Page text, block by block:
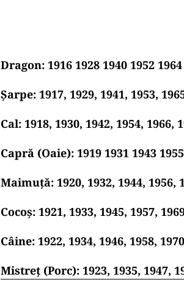
Dragon: 1916 1928 1940 1952
Șarpe: 1917, 1929, 1941, 1953,
Cal: 1918, 1930, 1942, 1954, 1966,
Capră (Oaie): 1919 1931 1943
Maimuță: 1920, 1932, 1944, 1956,
Cocoș: 1921, 1933, 1945, 1957,
Câine: 1922, 1934, 1946, 1958,
Mistreț (Porc): 1923, 1935, 1947,